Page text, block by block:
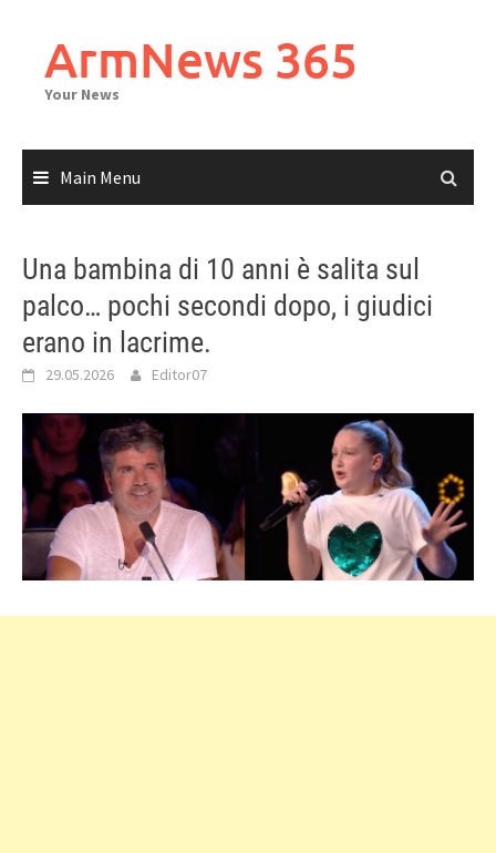
contentArmNews 365
Your News
Main Menu
Una bambina di 10 anni è salita sul
palco… pochi secondi dopo, i giudici
erano in lacrime.
29.05.2026 Editor07